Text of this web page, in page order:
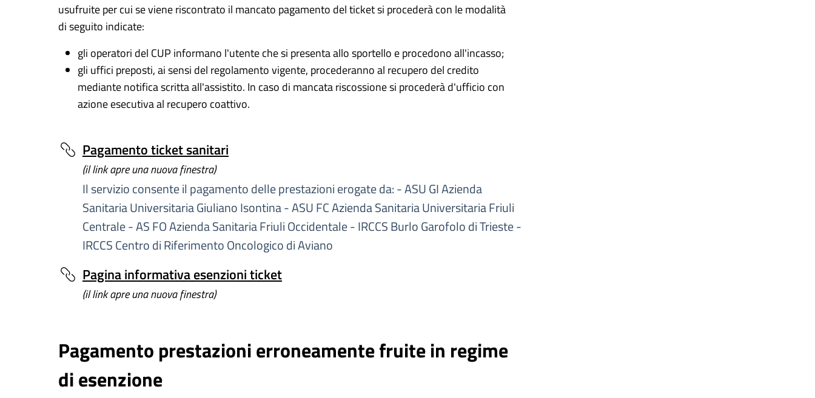
usufruite per cui se viene riscontrato il mancato pagamento del ticket si procederà con le modalità
di seguito indicate:
gli operatori del CUP informano l'utente che si presenta allo sportello e procedono all'incasso;
gli uffici preposti, ai sensi del regolamento vigente, procederanno al recupero del credito
mediante notifica scritta all'assistito. In caso di mancata riscossione si procederà d'ufficio con
azione esecutiva al recupero coattivo.
Pagamento ticket sanitari
(il link apre una nuova finestra)
Il servizio consente il pagamento delle prestazioni erogate da: - ASU GI Azienda
Sanitaria Universitaria Giuliano Isontina - ASU FC Azienda Sanitaria Universitaria Friuli
Centrale - AS FO Azienda Sanitaria Friuli Occidentale - IRCCS Burlo Garofolo di Trieste -
IRCCS Centro di Riferimento Oncologico di Aviano
Pagina informativa esenzioni ticket
(il link apre una nuova finestra)
Pagamento prestazioni erroneamente fruite in regime
di esenzione